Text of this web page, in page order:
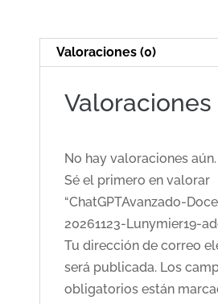
Valoraciones (0)
Valoraciones
No hay valoraciones aún.
Sé el primero en valorar
“ChatGPTAvanzado-
20261123-Lunymier19-
Tu dirección de correo
será publicada. Los
obligatorios están